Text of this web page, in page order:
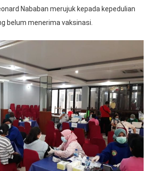
Nababan merujuk kepada kepedulian
belum menerima vaksinasi.